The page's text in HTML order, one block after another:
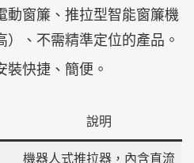
動窗簾、推拉型智能窗簾機
）、不需精準定位的產品。
裝快捷、簡便。
說明
機器人式推拉器，內含直流